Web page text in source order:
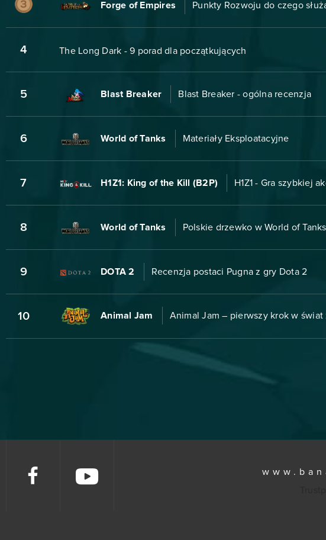
Forge of Empires Punkty Rozwoju do czego
4 The Long Dark - 9 porad dla początkujących
5 Blast Breaker Blast Breaker - ogólna recenzja
6 World of Tanks Materiały Eksploatacyjne
7 H1Z1: King of the Kill (B2P) H1Z1 - Gra szybkiej
8 World of Tanks Polskie drzewko w World of
9 DOTA 2 Recenzja postaci Pugna z gry Dota 2
10 Animal Jam Animal Jam – pierwszy krok w